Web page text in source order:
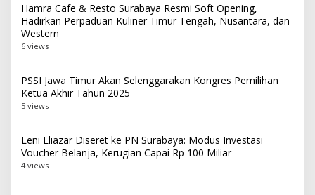
Hamra Cafe & Resto Surabaya Resmi Soft Opening,
Hadirkan Perpaduan Kuliner Timur Tengah, Nusantara, dan
Western
6 views
PSSI Jawa Timur Akan Selenggarakan Kongres Pemilihan
Ketua Akhir Tahun 2025
5 views
Leni Eliazar Diseret ke PN Surabaya: Modus Investasi
Voucher Belanja, Kerugian Capai Rp 100 Miliar
4 views